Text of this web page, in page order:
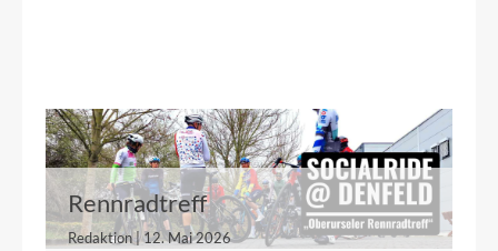
Rennradtreff
Redaktion | 12. Mai 2026